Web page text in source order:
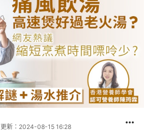
更新： 2024-08-15 16:28